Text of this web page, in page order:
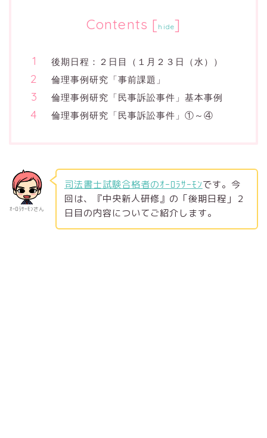
Contents [ hide]
後期日程：２日目（１月２３日（水））
倫理事例研究「事前課題」
倫理事例研究「民事訴訟事件」基本事例
倫理事例研究「民事訴訟事件」①～④
ｵｰﾛﾗｻｰﾓﾝさん
司法書士試験合格者のｵｰﾛﾗｻｰﾓﾝです。今
回は、『中央新人研修』の「後期日程」２
日目の内容についてご紹介します。